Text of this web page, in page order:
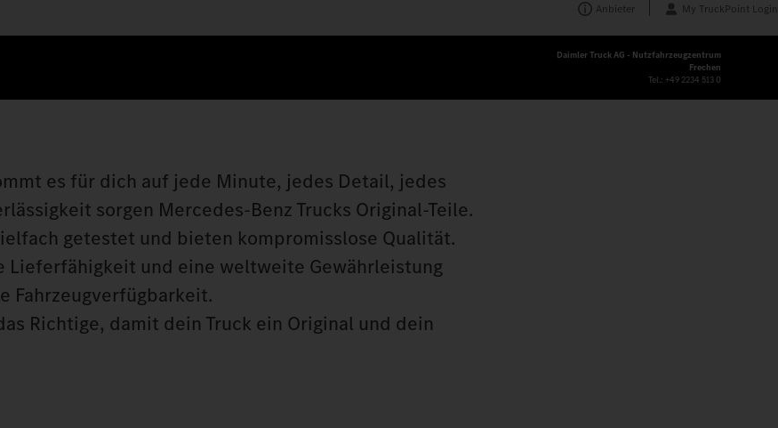
Anbieter My TruckPoint Login
Daimler Truck AG - Nutzfahrzeugzentrum
Frechen
Tel.: +49 2234 513 0
es für dich auf jede Minute, jedes Detail, jedes
sorgen Mercedes‑Benz Trucks Original‑Teile.
getestet und bieten kompromisslose Qualität.
und eine weltweite Gewährleistung
Fahrzeugverfügbarkeit.
Richtige, damit dein Truck ein Original und dein